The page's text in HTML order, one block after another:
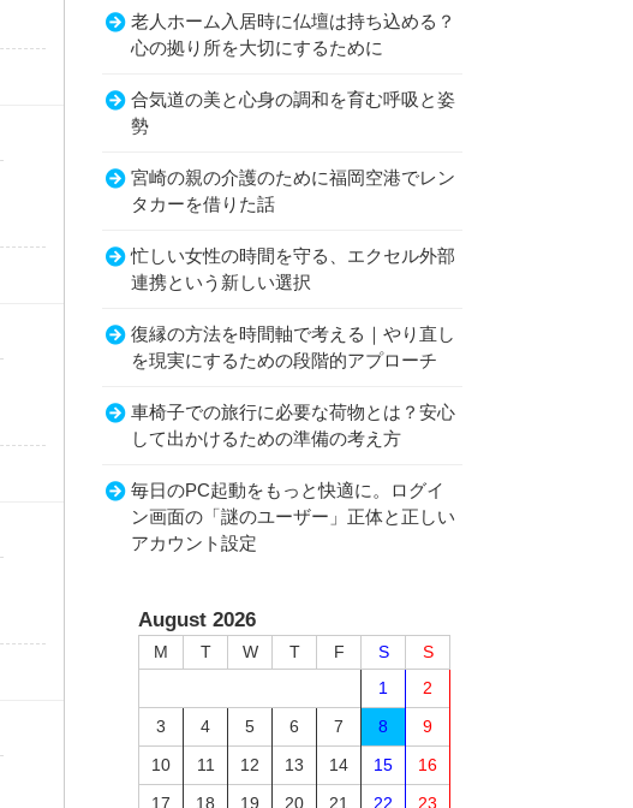
老人ホーム入居時に仏壇は持ち込める？
心の拠り所を大切にするために
合気道の美と心身の調和を育む呼吸と姿
勢
宮崎の親の介護のために福岡空港でレン
タカーを借りた話
忙しい女性の時間を守る、エクセル外部
連携という新しい選択
復縁の方法を時間軸で考える｜やり直し
を現実にするための段階的アプローチ
車椅子での旅行に必要な荷物とは？安心
して出かけるための準備の考え方
毎日のPC起動をもっと快適に。ログイ
ン画面の「謎のユーザー」正体と正しい
アカウント設定
August 2026
M T W T F S
S
1
2
3
4 5 6 7 8
9
10
11 12 13 14 15
16
17
18 19 20 21 22 23